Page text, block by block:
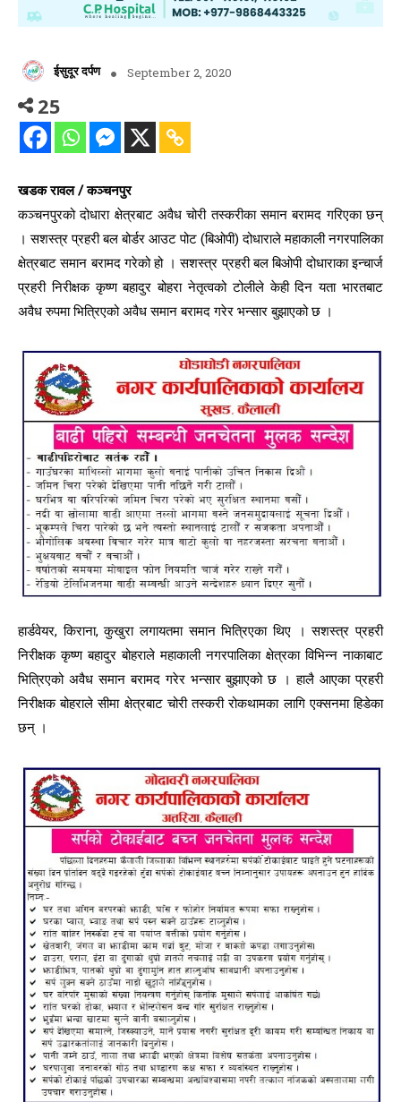
ईसुदूर दर्पण September 2, 2020
25
खडक रावल / कञ्चनपुर
कञ्चनपुरको दोधारा क्षेत्रबाट अवैध चोरी तस्करीका समान बरामद गरिएका छन्
। सशस्त्र प्रहरी बल बोर्डर आउट पोट (बिओपी) दोधाराले महाकाली नगरपालिका
क्षेत्रबाट समान बरामद गरेको हो । सशस्त्र प्रहरी बल बिओपी दोधाराका इन्चार्ज
प्रहरी निरीक्षक कृष्ण बहादुर बोहरा नेतृत्वको टोलीले केही दिन यता भारतबाट
अवैध रुपमा भित्रिएको अवैध समान बरामद गरेर भन्सार बुझाएको छ ।
हार्डवेयर, किराना, कुखुरा लगायतमा समान भित्रिएका थिए । सशस्त्र प्रहरी
निरीक्षक कृष्ण बहादुर बोहराले महाकाली नगरपालिका क्षेत्रका विभिन्न नाकाबाट
भित्रिएको अवैध समान बरामद गरेर भन्सार बुझाएको छ । हालै आएका प्रहरी
निरीक्षक बोहराले सीमा क्षेत्रबाट चोरी तस्करी रोकथामका लागि एक्सनमा हिडेका
छन् ।